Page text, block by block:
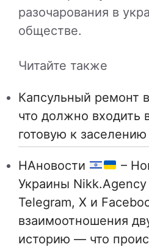
разочарования в
обществе.
Читайте также
Капсульный ремонт
что должно входить
готовую к заселению
НАновости
–
Украины Nikk.Agency
Telegram, X и
взаимоотношения
историю — что